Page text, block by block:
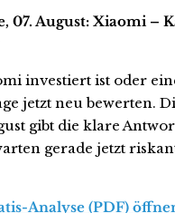
07. August: Xiaomi –
investiert ist oder
jetzt neu bewerten.
gibt die klare
gerade jetzt
Analyse (PDF)